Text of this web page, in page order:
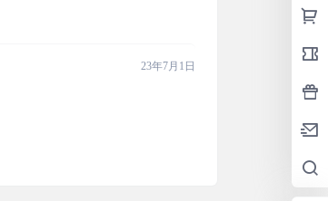
23年7月1日